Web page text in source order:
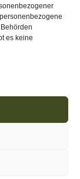
es keine